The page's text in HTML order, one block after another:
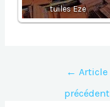
tuiles Eze
Navigation
l’article
← Article
précédent